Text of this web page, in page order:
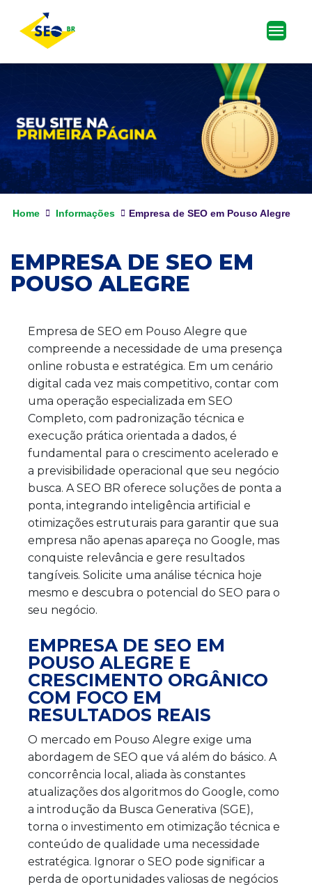
Home Informações Empresa de SEO em Pouso Alegre
EMPRESA DE SEO EM
POUSO ALEGRE
Empresa de SEO em Pouso Alegre que
compreende a necessidade de uma presença
online robusta e estratégica. Em um cenário
digital cada vez mais competitivo, contar com
uma operação especializada em SEO
Completo, com padronização técnica e
execução prática orientada a dados, é
fundamental para o crescimento acelerado e
a previsibilidade operacional que seu negócio
busca. A SEO BR oferece soluções de ponta a
ponta, integrando inteligência artificial e
otimizações estruturais para garantir que sua
empresa não apenas apareça no Google, mas
conquiste relevância e gere resultados
tangíveis. Solicite uma análise técnica hoje
mesmo e descubra o potencial do SEO para o
seu negócio.
EMPRESA DE SEO EM
POUSO ALEGRE E
CRESCIMENTO ORGÂNICO
COM FOCO EM
RESULTADOS REAIS
O mercado em Pouso Alegre exige uma
abordagem de SEO que vá além do básico. A
concorrência local, aliada às constantes
atualizações dos algoritmos do Google, como
a introdução da Busca Generativa (SGE),
torna o investimento em otimização técnica e
conteúdo de qualidade uma necessidade
estratégica. Ignorar o SEO pode significar a
perda de oportunidades valiosas de negócios